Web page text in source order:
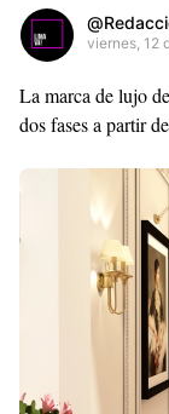
viernes, 12
Premium
By
Design
Templates
La marca de lujo
dos fases a partir